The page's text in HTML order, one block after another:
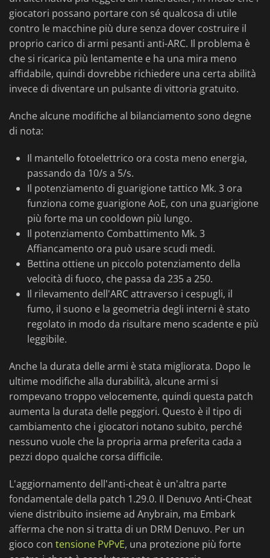
giocatori possano portare con sé qualcosa di utile
contro le macchine più dure senza dover costruire il
proprio carico di armi pesanti anti-ARC. Il problema è
che si ricarica più lentamente e ha una mira meno
affidabile, quindi dovrebbe richiedere una certa abilità
invece di diventare un pulsante di vittoria gratuito.
Anche alcune modifiche al bilanciamento sono degne
di nota:
Il mantello fotoelettrico ora costa meno energia,
passando da 10/s a 5/s.
Il potenziamento di guarigione tattico Mk. 3 ora
funziona come guarigione AoE, con una guarigione
più forte ma un cooldown più lungo.
Il potenziamento Combattimento Mk. 3
Affiancamento ora può usare scudi medi.
Bettina ottiene un piccolo potenziamento della
velocità di fuoco, che passa da 235 a 250.
Il rilevamento dell'ARC attraverso i cespugli, il
fumo, il suono e la geometria degli interni è stato
regolato in modo da risultare meno scadente e più
leggibile.
Anche la durata delle armi è stata migliorata. Dopo le
ultime modifiche alla durabilità, alcune armi si
rompevano troppo velocemente, quindi questa patch
aumenta la durata delle peggiori. Questo è il tipo di
cambiamento che i giocatori notano subito, perché
nessuno vuole che la propria arma preferita cada a
pezzi dopo qualche corsa difficile.
L'aggiornamento dell'anti-cheat è un'altra parte
fondamentale della patch 1.29.0. Il Denuvo Anti-Cheat
viene distribuito insieme ad Anybrain, ma Embark
afferma che non si tratta di un DRM Denuvo. Per un
gioco con tensione PvPvE, una protezione più forte